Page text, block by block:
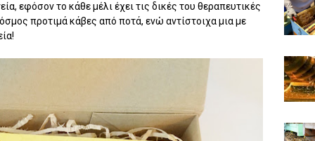
εφόσον το κάθε μέλι έχει τις δικές του θεραπευτικές
προτιμά κάβες από ποτά, ενώ αντίστοιχα μια με